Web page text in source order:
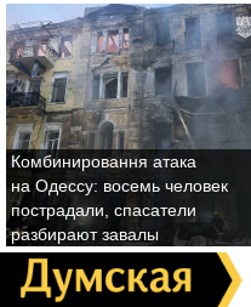
Комбинировання атака
на Одессу: восемь человек
пострадали, спасатели
разбирают завалы